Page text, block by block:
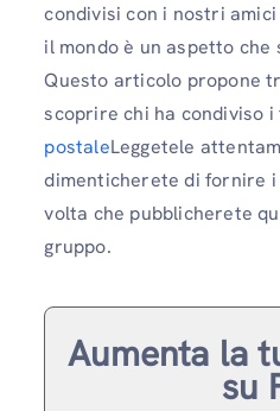
condivisi con i nostri
il mondo è un aspetto che
Questo articolo propone
scoprire chi ha condiviso i
postaleLeggetele
dimenticherete di fornire
volta che pubblicherete
gruppo.
Aumenta la
su